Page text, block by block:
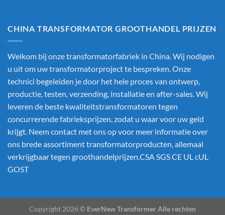
CHINA TRANSFORMATOR GROOTHANDEL PRIJZEN
Welkom bij onze transformatorfabriek in China. Wij nodigen
u uit om uw transformatorproject te bespreken. Onze
technici begeleiden je door het hele proces van ontwerp,
productie, testen, verzending, installatie en after-sales. Wij
leveren de beste kwaliteitstransformatoren tegen
concurrerende fabrieksprijzen, zodat u waar voor uw geld
krijgt. Neem contact met ons op voor meer informatie over
ons brede assortiment transformatorproducten, allemaal
verkrijgbaar tegen groothandelprijzen.CSA SGS CE UL cUL
GOST
Copyright 2026 © EverNew Transformer Alle rechten